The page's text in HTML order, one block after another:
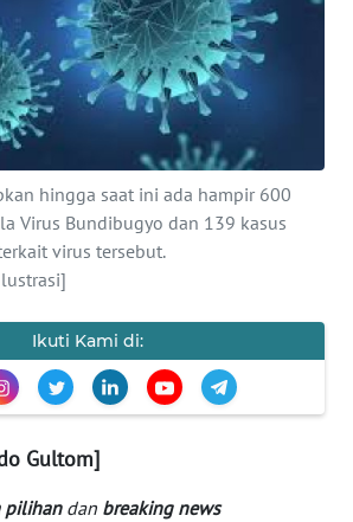
hingga saat ini ada hampir 600
Virus Bundibugyo dan 139 kasus
virus tersebut.
Ikuti Kami di:
Gultom]
pilihandan breaking news